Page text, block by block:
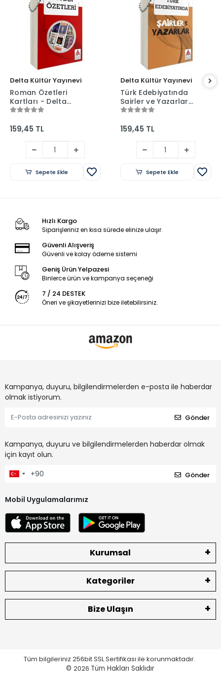
Delta Kültür Yayınevi
Roman Özetleri
Kartları - Delta
Kültür Yayınları
159,45 TL
Sepete Ekle
Delta Kültür Yayınevi
Türk Edebiyatında
Şairler ve Yazarlar
Kartları- Delta
159,45 TL
Sepete Ekle
Hızlı Kargo
Siparişleriniz en kısa sürede elinize ulaşır.
Güvenli Alışveriş
Güvenli ve kolay ödeme sistemi
Geniş Ürün Yelpazesi
Binlerce ürün ve kampanya seçeneği
7 / 24 DESTEK
Öneri ve şikayetlerinizi bize iletebilirsiniz.
Kampanya, duyuru, bilgilendirmelerden e-posta ile haberdar
olmak istiyorum.
Gönder
Kampanya, duyuru ve bilgilendirmelerden haberdar olmak
için kayıt olun.
Gönder
Mobil Uygulamalarımız
Kurumsal
Kategoriler
Bize Ulaşın
Tüm bilgileriniz 256bit SSL Sertifikası ile korunmaktadır.
©2026 Tüm Hakları Saklıdır